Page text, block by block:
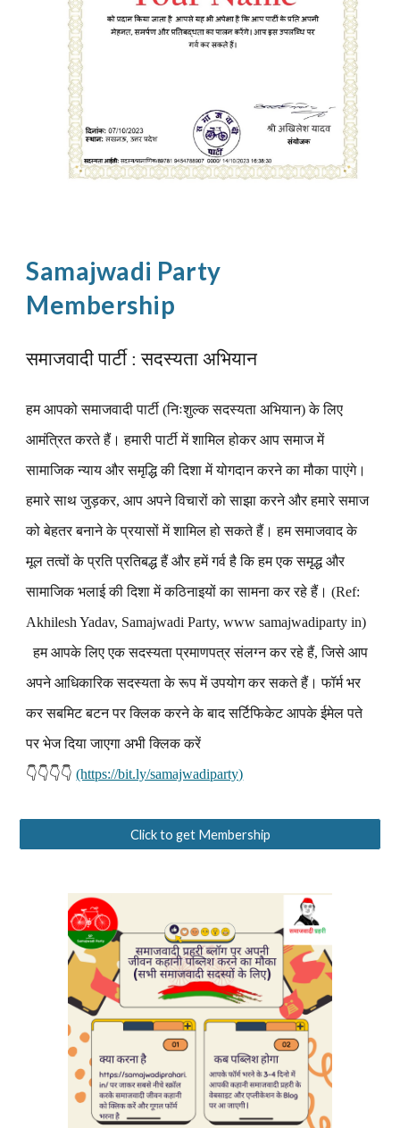
Samajwadi Party
Membership
समाजवादी पार्टी : सदस्यता अभियान
हम आपको समाजवादी पार्टी (निःशुल्क सदस्यता अभियान) के लिए
आमंत्रित करते हैं। हमारी पार्टी में शामिल होकर आप समाज में
सामाजिक न्याय और समृद्धि की दिशा में योगदान करने का मौका पाएंगे।
हमारे साथ जुड़कर, आप अपने विचारों को साझा करने और हमारे समाज
को बेहतर बनाने के प्रयासों में शामिल हो सकते हैं। हम समाजवाद के
मूल तत्वों के प्रति प्रतिबद्ध हैं और हमें गर्व है कि हम एक समृद्ध और
सामाजिक भलाई की दिशा में कठिनाइयों का सामना कर रहे हैं। (Ref:
Akhilesh Yadav, Samajwadi Party, www samajwadiparty in)
हम आपके लिए एक सदस्यता प्रमाणपत्र संलग्न कर रहे हैं, जिसे आप
अपने आधिकारिक सदस्यता के रूप में उपयोग कर सकते हैं। फॉर्म भर
कर सबमिट बटन पर क्लिक करने के बाद सर्टिफिकेट आपके ईमेल पते
पर भेज दिया जाएगा अभी क्लिक करें
👇👇👇👇(https://bit.ly/samajwadiparty)
Click to get Membership